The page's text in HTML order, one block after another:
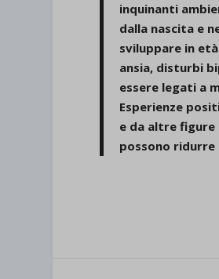
inquinanti
dalla nascita e
sviluppare in
ansia, disturbi
essere legati a
Esperienze
e da altre
possono